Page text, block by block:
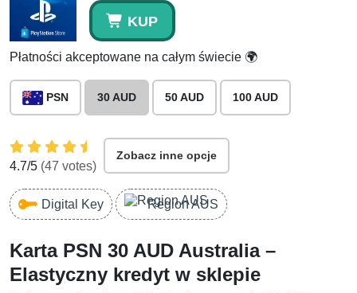
KUP
Płatności akceptowane na całym świecie 🌍
PSN 30 AUD 50 AUD 100 AUD
4.7/5 (47 votes)
Zobacz inne opcje
Digital Key Region AUS
Karta PSN 30 AUD Australia –
Elastyczny kredyt w sklepie